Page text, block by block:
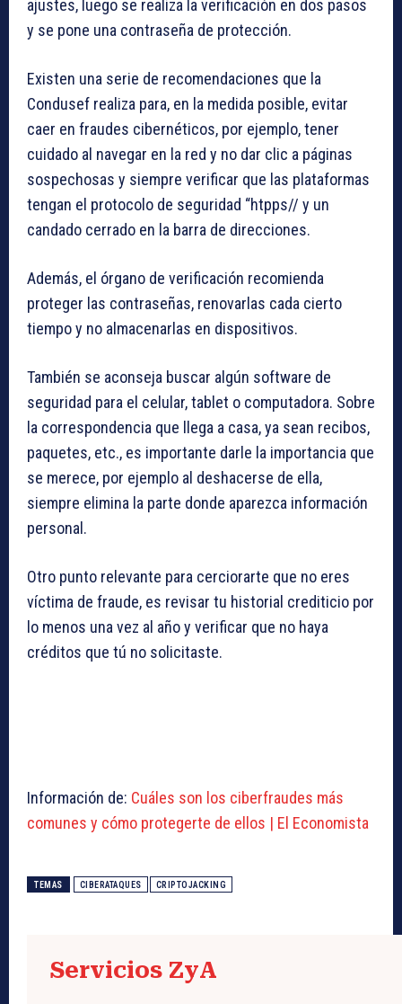
ajustes, luego se realiza la verificación en dos pasos
y se pone una contraseña de protección.
Existen una serie de recomendaciones que la
Condusef realiza para, en la medida posible, evitar
caer en fraudes cibernéticos, por ejemplo, tener
cuidado al navegar en la red y no dar clic a páginas
sospechosas y siempre verificar que las plataformas
tengan el protocolo de seguridad “htpps// y un
candado cerrado en la barra de direcciones.
Además, el órgano de verificación recomienda
proteger las contraseñas, renovarlas cada cierto
tiempo y no almacenarlas en dispositivos.
También se aconseja buscar algún software de
seguridad para el celular, tablet o computadora. Sobre
la correspondencia que llega a casa, ya sean recibos,
paquetes, etc., es importante darle la importancia que
se merece, por ejemplo al deshacerse de ella,
siempre elimina la parte donde aparezca información
personal.
Otro punto relevante para cerciorarte que no eres
víctima de fraude, es revisar tu historial crediticio por
lo menos una vez al año y verificar que no haya
créditos que tú no solicitaste.
Información de: Cuáles son los ciberfraudes más
comunes y cómo protegerte de ellos | El Economista
TEMAS CIBERATAQUES CRIPTOJACKING
Servicios ZyA